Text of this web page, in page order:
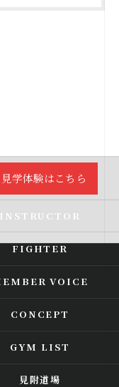
見学体験はこちら
INSTRUCTOR
FIGHTER
VOICE
CONCEPT
GYM LIST
見附道場